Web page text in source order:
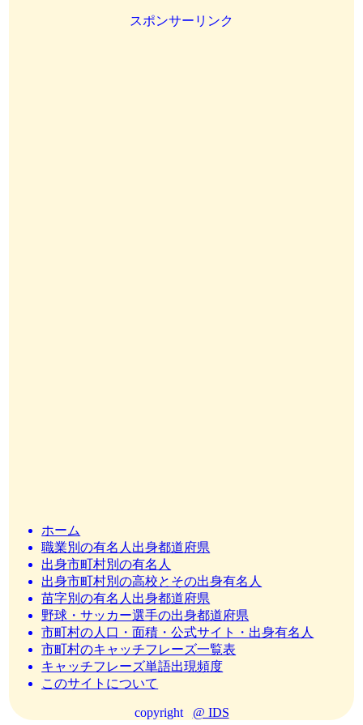
スポンサーリンク
ホーム
職業別の有名人出身都道府県
出身市町村別の有名人
出身市町村別の高校とその出身有名人
苗字別の有名人出身都道府県
野球・サッカー選手の出身都道府県
市町村の人口・面積・公式サイト・出身有名人
市町村のキャッチフレーズ一覧表
キャッチフレーズ単語出現頻度
このサイトについて
copyright @ IDS